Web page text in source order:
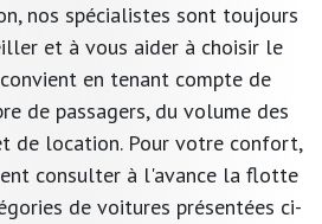
nos spécialistes sont toujours
et à vous aider à choisir le
en tenant compte de
de passagers, du volume des
de location. Pour votre confort,
consulter à l'avance la flotte
de voitures présentées ci-